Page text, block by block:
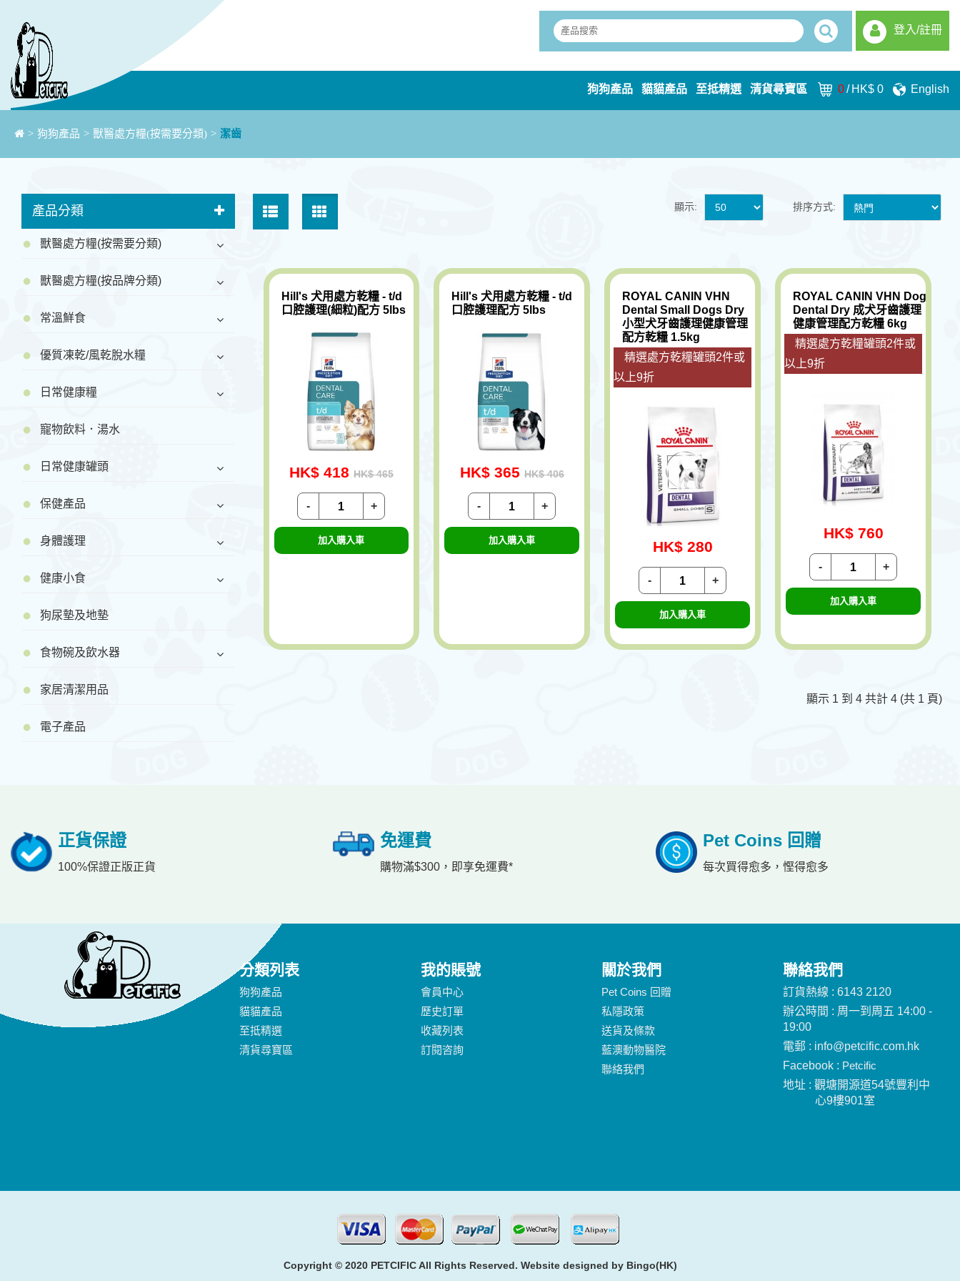
登入/註冊
狗狗產品 貓貓產品 至抵精選 清貨尋寶區 0/ HK$ 0 English
> 狗狗產品 > 獸醫處方糧(按需要分類) > 潔齒
產品分類
獸醫處方糧(按需要分類)
獸醫處方糧(按品牌分類)
常溫鮮食
優質凍乾/風乾脫水糧
日常健康糧
寵物飲料．湯水
日常健康罐頭
保健產品
身體護理
健康小食
狗尿墊及地墊
食物碗及飲水器
家居清潔用品
電子產品
排序方式:
顯示:
Hill's 犬用處方乾糧 - t/d
口腔護理(細粒)配方 5lbs
HK$ 418 HK$ 465
+
-
加入購入車
Hill's 犬用處方乾糧 - t/d
口腔護理配方 5lbs
HK$ 365 HK$ 406
+
-
加入購入車
ROYAL CANIN VHN
Dental Small Dogs Dry
小型犬牙齒護理健康管理
配方乾糧 1.5kg
精選處方乾糧罐頭2件或
以上9折
HK$ 280
+
-
加入購入車
ROYAL CANIN VHN Dog
Dental Dry 成犬牙齒護理
健康管理配方乾糧 6kg
精選處方乾糧罐頭2件或
以上9折
HK$ 760
+
-
加入購入車
顯示 1 到 4 共計 4 (共 1 頁)
正貨保證
100%保證正版正貨
免運費
購物滿$300，即享免運費*
Pet Coins 回贈
每次買得愈多，慳得愈多
分類列表
狗狗產品
貓貓產品
至抵精選
清貨尋寶區
我的賬號
會員中心
歷史訂單
收藏列表
訂閱咨詢
關於我們
Pet Coins 回贈
私隱政策
送貨及條款
藍澳動物醫院
聯絡我們
聯絡我們
訂貨熱線 : 6143 2120
辦公時間 : 周一到周五 14:00 -
19:00
電郵 : info@petcific.com.hk
Facebook : Petcific
地址 : 觀塘開源道54號豐利中
心9樓901室
Copyright © 2020 PETCIFIC All Rights Reserved. Website designed by Bingo(HK)